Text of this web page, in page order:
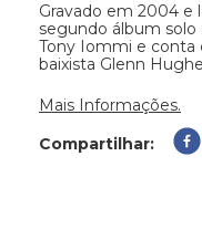
Gravado em 2004 e
segundo álbum
Tony Iommi e conta
baixista Glenn
Mais Informações.
Compartilhar